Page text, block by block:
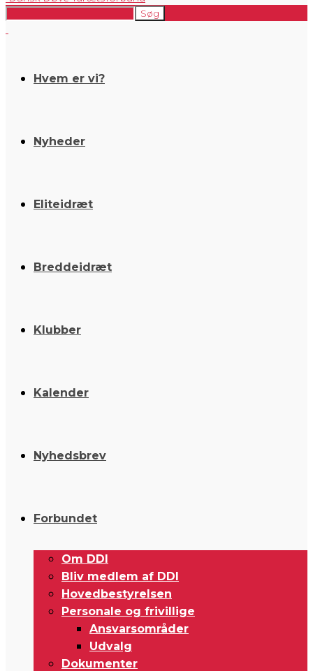
Hvem er vi?
Nyheder
Eliteidræt
Breddeidræt
Klubber
Kalender
Nyhedsbrev
Forbundet
Om DDI
Bliv medlem af DDI
Hovedbestyrelsen
Personale og frivillige
Ansvarsområder
Udvalg
Dokumenter